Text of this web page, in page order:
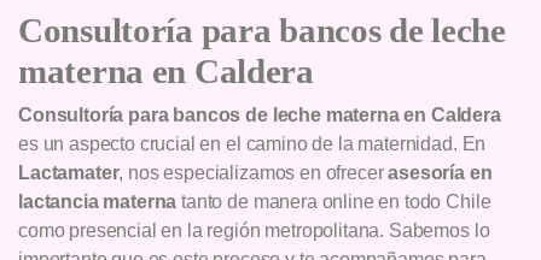
Consultoría para bancos de leche
materna en Caldera
Consultoría para bancos de leche materna en Caldera
es un aspecto crucial en el camino de la maternidad. En
Lactamater, nos especializamos en ofrecerasesoría en
lactancia materna tanto de manera online en todo Chile
como presencial en la región metropolitana. Sabemos lo